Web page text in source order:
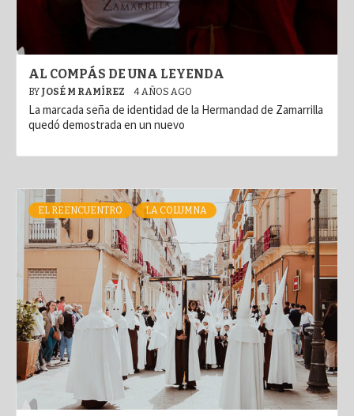
AL COMPÁS DE UNA LEYENDA
BY JOSÉ M RAMÍREZ 4 AÑOS AGO
La marcada seña de identidad de la Hermandad de Zamarrilla
quedó demostrada en un nuevo
EL REENCUENTRO LA COLUMNA